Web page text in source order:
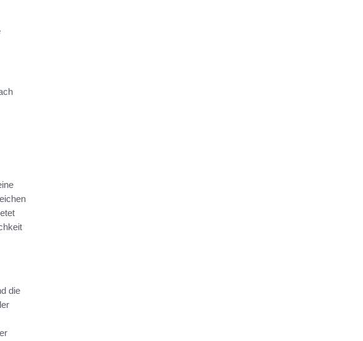
die